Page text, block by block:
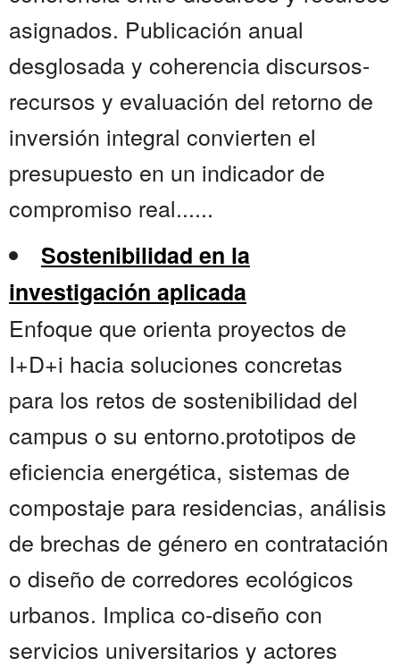
asignados. Publicación anual
desglosada y coherencia discursos-
recursos y evaluación del retorno de
inversión integral convierten el
presupuesto en un indicador de
compromiso real......
Sostenibilidad en la
investigación aplicada
Enfoque que orienta proyectos de
I+D+i hacia soluciones concretas
para los retos de sostenibilidad del
campus o su entorno.prototipos de
eficiencia energética, sistemas de
compostaje para residencias, análisis
de brechas de género en contratación
o diseño de corredores ecológicos
urbanos. Implica co-diseño con
servicios universitarios y actores